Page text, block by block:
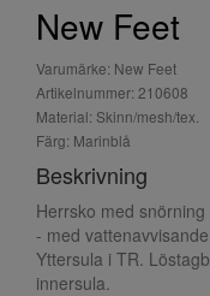
New Feet
Varumärke: New Feet
Artikelnummer: 210608
Material: Skinn/mesh/tex.
Färg: Marinblå
Beskrivning
Herrsko med
- med
Yttersula i TR.
innersula.